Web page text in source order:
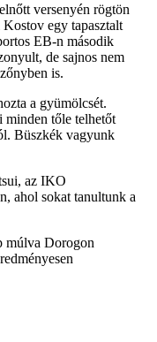
versenyén rögtön
egy tapasztalt
EB-n második
de sajnos nem
is.
a gyümölcsét.
minden tőle telhetőt
Büszkék vagyunk
az IKO
ahol sokat tanultunk a
múlva Dorogon